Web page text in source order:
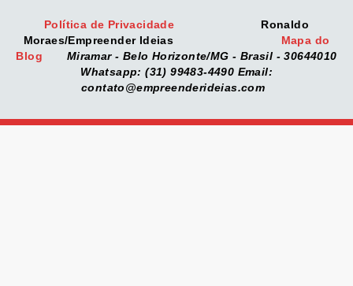
Política de Privacidade
Ronaldo
Moraes/Empreender Ideias Mapa do
Blog
Miramar - Belo Horizonte/MG - Brasil - 30644010
Whatsapp: (31) 99483-4490 Email:
contato@empreenderideias.com